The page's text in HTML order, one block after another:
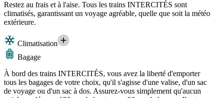
Restez au frais et à l'aise. Tous les trains INTERCITÉS sont
climatisés, garantissant un voyage agréable, quelle que soit la météo
extérieure.
Climatisation
Bagage
À bord des trains INTERCITÉS, vous avez la liberté d'emporter
tous les bagages de votre choix, qu'il s'agisse d'une valise, d'un sac
de voyage ou d'un sac à dos. Assurez-vous simplement qu'aucun